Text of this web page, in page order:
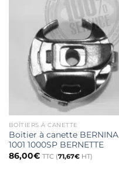
BOÎTIERS À CANETTE
Boitier à canette BERNINA
1001 1000SP BERNETTE
86,00€ TTC (71,67€HT)